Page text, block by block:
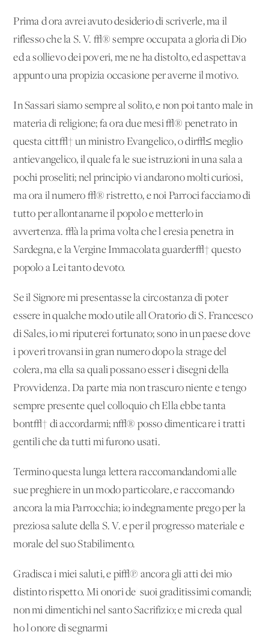
Prima d'ora avrei avuto desiderio di scriverle, ma il
riflesso che la S. V. √® sempre occupata a gloria di Dio
ed a sollievo dei poveri, me ne ha distolto, ed aspettava
appunto una propizia occasione per averne il motivo.
In Sassari siamo sempre al solito, e non poi tanto male in
materia di religione; fa ora due mesi √® penetrato in
questa citt√† un ministro Evangelico, o dir√≤ meglio
antievangelico, il quale fa le sue istruzioni in una sala a
pochi proseliti; nel principio vi andarono molti curiosi,
ma ora il numero √® ristretto, e noi Parroci facciamo di
tutto per allontanarne il popolo e metterlo in
avvertenza. √à la prima volta che l'eresia penetra in
Sardegna, e la Vergine Immacolata guarder√† questo
popolo a Lei tanto devoto.
Se il Signore mi presentasse la circostanza di poter
essere in qualche modo utile all'Oratorio di S. Francesco
di Sales, io mi riputerei fortunato; sono in un paese dove
i poveri trovansi in gran numero dopo la strage del
colera, ma ella sa quali possano esser i disegni della
Provvidenza. Da parte mia non trascuro niente e tengo
sempre presente quel colloquio ch'Ella ebbe tanta
bont√† di accordarmi; n√® posso dimenticare i tratti
gentili che da tutti mi furono usati.
Termino questa lunga lettera raccomandandomi alle
sue preghiere in un modo particolare, e raccomando
ancora la mia Parrocchia; io indegnamente prego per la
preziosa salute della S. V. e per il progresso materiale e
morale del suo Stabilimento.
Gradisca i miei saluti, e pi√π ancora gli atti dei mio
distinto rispetto. Mi onori de' suoi graditissimi comandi;
non mi dimentichi nel santo Sacrifizio; e mi creda qual
ho l'onore di segnarmi